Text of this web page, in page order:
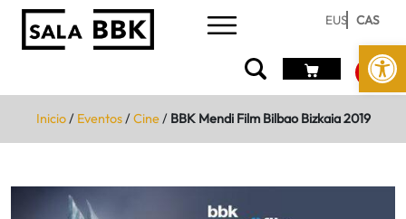
Abrir
EUS CAS
Inicio/ Eventos/Cine/ BBK Mendi Film Bilbao Bizkaia 2019